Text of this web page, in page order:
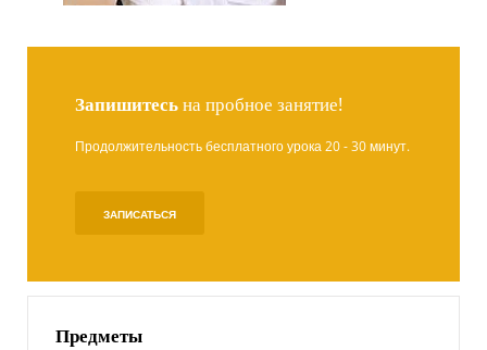
Запишитесьна пробное занятие!
Продолжительность бесплатного урока 20 - 30 минут.
ЗАПИСАТЬСЯ
Предметы